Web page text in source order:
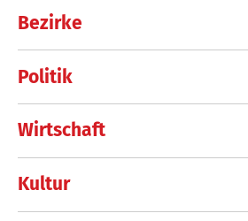
Bezirke
Politik
Wirtschaft
Kultur